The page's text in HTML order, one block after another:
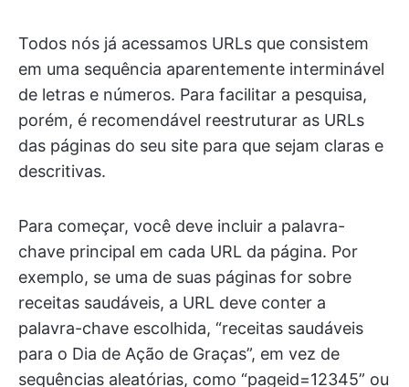
Todos nós já acessamos URLs que consistem
em uma sequência aparentemente interminável
de letras e números. Para facilitar a pesquisa,
porém, é recomendável reestruturar as URLs
das páginas do seu site para que sejam claras e
descritivas.
Para começar, você deve incluir a palavra-
chave principal em cada URL da página. Por
exemplo, se uma de suas páginas for sobre
receitas saudáveis, a URL deve conter a
palavra-chave escolhida, “receitas saudáveis
para o Dia de Ação de Graças”, em vez de
sequências aleatórias, como “pageid=12345” ou